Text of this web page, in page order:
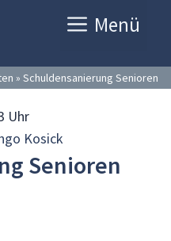
Menü
» Schuldensanierung Senioren
Uhr
Kosick
Senioren